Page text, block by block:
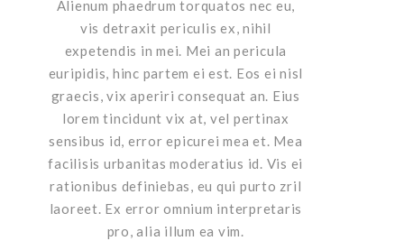
Alienum phaedrum torquatos nec eu,
vis detraxit periculis ex, nihil
expetendis in mei. Mei an pericula
euripidis, hinc partem ei est. Eos ei nisl
graecis, vix aperiri consequat an. Eius
lorem tincidunt vix at, vel pertinax
sensibus id, error epicurei mea et. Mea
facilisis urbanitas moderatius id. Vis ei
rationibus definiebas, eu qui purto zril
laoreet. Ex error omnium interpretaris
pro, alia illum ea vim.